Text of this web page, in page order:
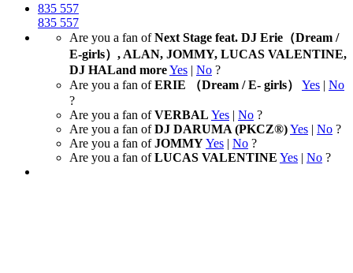
835 557
835 557
Are you a fan ofNext Stage feat. DJ Erie（Dream /
E-girls）, ALAN, JOMMY, LUCAS VALENTINE,
DJ HALand moreYes | No ?
Are you a fan ofERIE （Dream / E- girls） Yes | No
?
Are you a fan ofVERBAL Yes | No ?
Are you a fan ofDJ DARUMA (PKCZ®)Yes | No ?
Are you a fan ofJOMMYYes | No ?
Are you a fan ofLUCAS VALENTINE Yes | No ?